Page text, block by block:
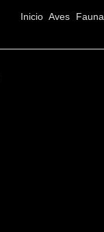
Inicio Aves Fauna